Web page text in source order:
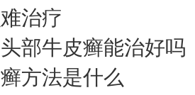
治疗
部牛皮癣能治好吗
方法是什么